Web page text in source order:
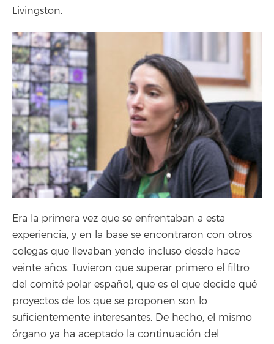
Livingston.
Era la primera vez que se enfrentaban a esta
experiencia, y en la base se encontraron con otros
colegas que llevaban yendo incluso desde hace
veinte años. Tuvieron que superar primero el filtro
del comité polar español, que es el que decide qué
proyectos de los que se proponen son lo
suficientemente interesantes. De hecho, el mismo
órgano ya ha aceptado la continuación del